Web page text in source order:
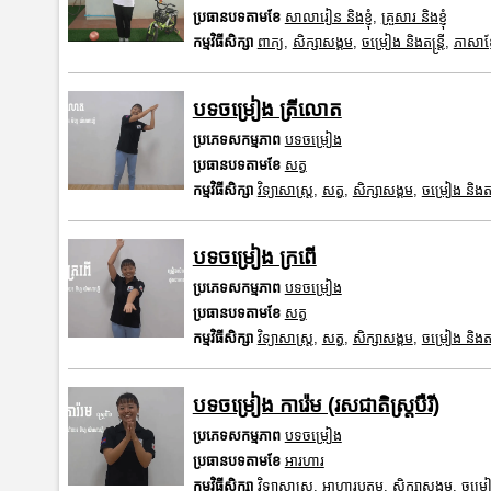
ប្រធានបទតាមខែ សាលារៀន និងខ្ញុំ គ្រួសារ និងខ្ញុំ
កម្មវិធីសិក្សា ពាក្យ សិក្សាសង្គម, ចម្រៀង និងតន្ត្រី ភាសាខ្
បទចម្រៀង ត្រីលោត
ប្រភេទសកម្មភាព បទចម្រៀង
ប្រធានបទតាមខែ សត្វ
កម្មវិធីសិក្សា វិទ្យាសាស្រ្ត សត្វ សិក្សាសង្គម, ចម្រៀង និងត
បទចម្រៀង ក្រពើ
ប្រភេទសកម្មភាព បទចម្រៀង
ប្រធានបទតាមខែ សត្វ
កម្មវិធីសិក្សា វិទ្យាសាស្រ្ត សត្វ សិក្សាសង្គម, ចម្រៀង និងត
បទចម្រៀង ការ៉េម (រសជាតិស្ត្របឺរី)
ប្រភេទសកម្មភាព បទចម្រៀង
ប្រធានបទតាមខែ អារហារ
កម្មវិធីសិក្សា វិទ្យាសាស្រ្ត អាហារូបត្ថម្ភ, សិក្សាសង្គម, ចម្រ